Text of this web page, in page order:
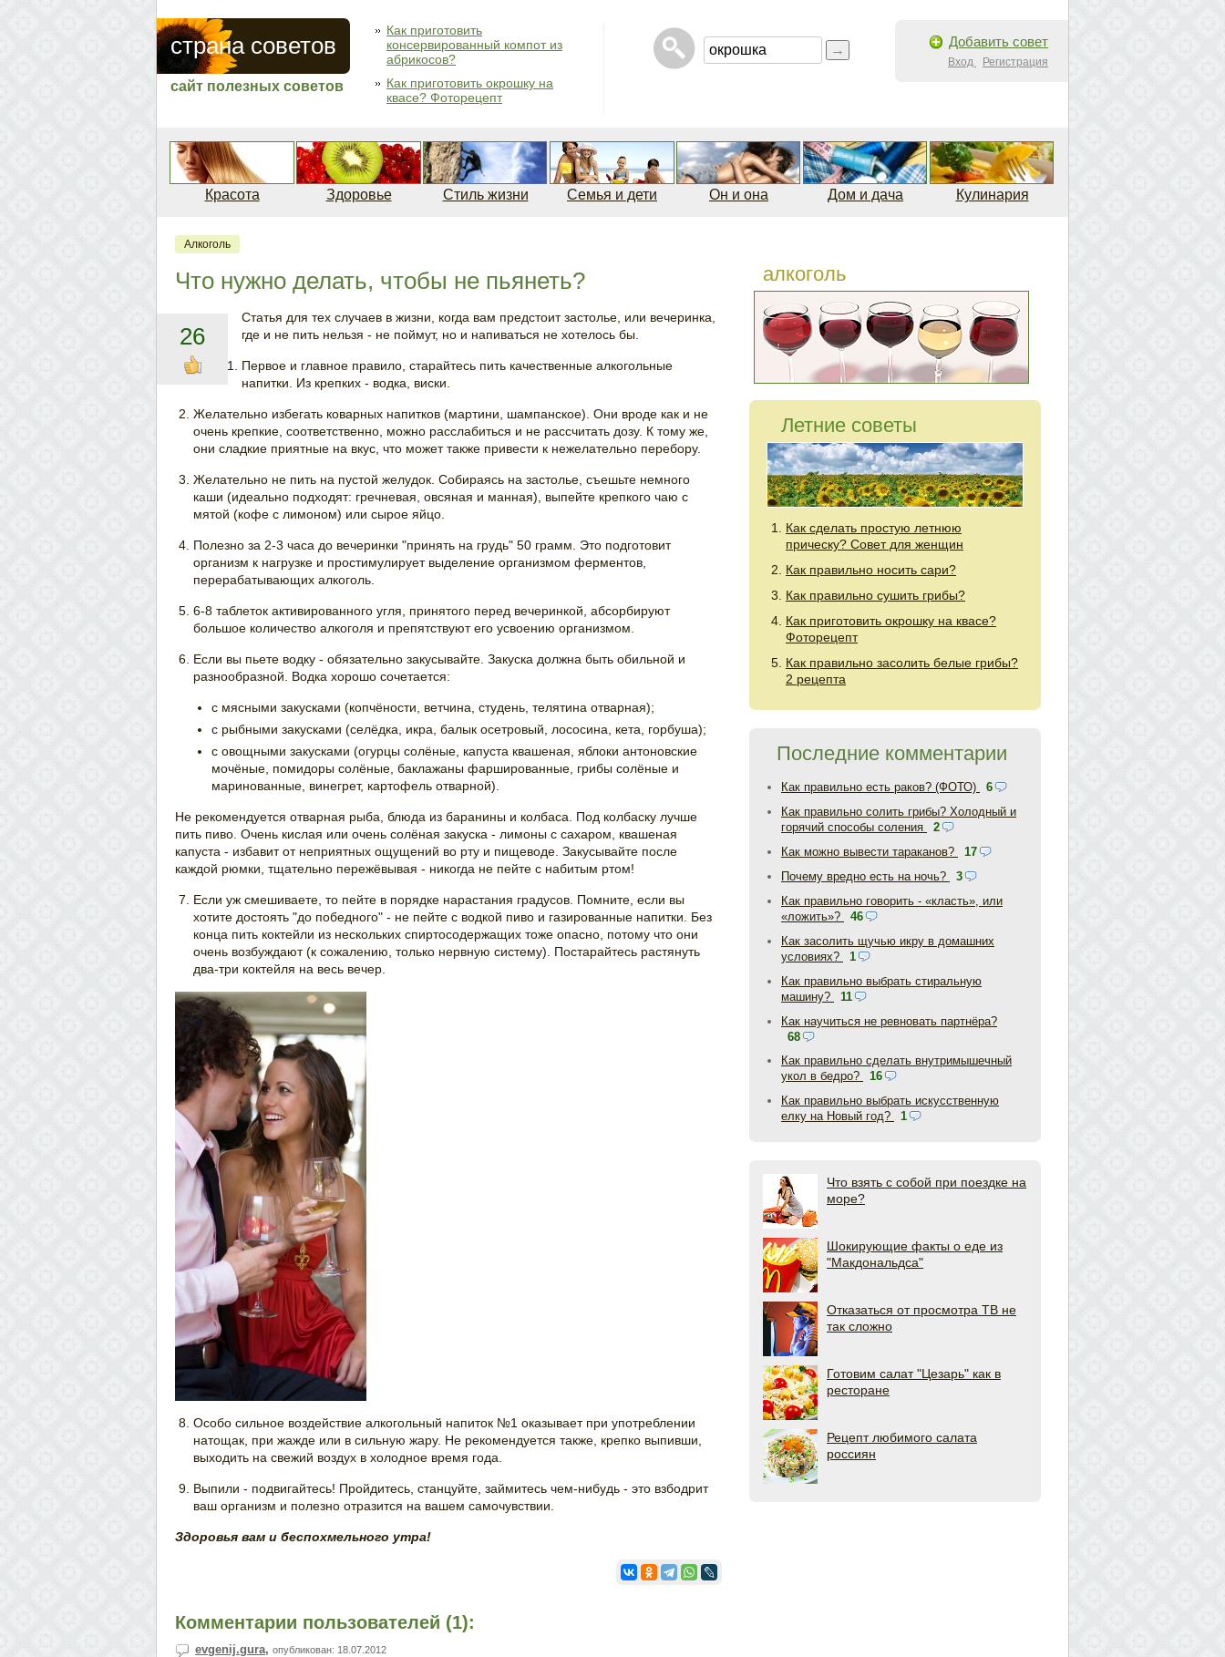
страна советов
сайт полезных советов
Как приготовить
консервированный компот из
абрикосов?
Как приготовить окрошку на
квасе? Фоторецепт
Добавить совет
Вход Регистрация
Красота Здоровье Стиль жизни Семья и дети Он и она Дом и дача Кулинария
Алкоголь
Что нужно делать, чтобы не пьянеть?
26
Статья для тех случаев в жизни, когда вам предстоит застолье, или вечеринка,
где и не пить нельзя - не поймут, но и напиваться не хотелось бы.
Первое и главное правило, старайтесь пить качественные алкогольные
напитки. Из крепких - водка, виски.
Желательно избегать коварных напитков (мартини, шампанское). Они вроде как и не
очень крепкие, соответственно, можно расслабиться и не рассчитать дозу. К тому же,
они сладкие приятные на вкус, что может также привести к нежелательно перебору.
Желательно не пить на пустой желудок. Собираясь на застолье, съешьте немного
каши (идеально подходят: гречневая, овсяная и манная), выпейте крепкого чаю с
мятой (кофе с лимоном) или сырое яйцо.
Полезно за 2-3 часа до вечеринки "принять на грудь" 50 грамм. Это подготовит
организм к нагрузке и простимулирует выделение организмом ферментов,
перерабатывающих алкоголь.
6-8 таблеток активированного угля, принятого перед вечеринкой, абсорбируют
большое количество алкоголя и препятствуют его усвоению организмом.
Если вы пьете водку - обязательно закусывайте. Закуска должна быть обильной и
разнообразной. Водка хорошо сочетается:
с мясными закусками (копчёности, ветчина, студень, телятина отварная);
с рыбными закусками (селёдка, икра, балык осетровый, лососина, кета, горбуша);
с овощными закусками (огурцы солёные, капуста квашеная, яблоки антоновские
мочёные, помидоры солёные, баклажаны фаршированные, грибы солёные и
маринованные, винегрет, картофель отварной).
Не рекомендуется отварная рыба, блюда из баранины и колбаса. Под колбаску лучше
пить пиво. Очень кислая или очень солёная закуска - лимоны с сахаром, квашеная
капуста - избавит от неприятных ощущений во рту и пищеводе. Закусывайте после
каждой рюмки, тщательно пережёвывая - никогда не пейте с набитым ртом!
Если уж смешиваете, то пейте в порядке нарастания градусов. Помните, если вы
хотите достоять "до победного" - не пейте с водкой пиво и газированные напитки. Без
конца пить коктейли из нескольких спиртосодержащих тоже опасно, потому что они
очень возбуждают (к сожалению, только нервную систему). Постарайтесь растянуть
два-три коктейля на весь вечер.
Особо сильное воздействие алкогольный напиток №1 оказывает при употреблении
натощак, при жажде или в сильную жару. Не рекомендуется также, крепко выпивши,
выходить на свежий воздух в холодное время года.
Выпили - подвигайтесь! Пройдитесь, станцуйте, займитесь чем-нибудь - это взбодрит
ваш организм и полезно отразится на вашем самочувствии.
Здоровья вам и беспохмельного утра!
Комментарии пользователей (1):
evgenij.gura, опубликован: 18.07.2012
алкоголь
Летние советы
Как сделать простую летнюю
прическу? Совет для женщин
Как правильно носить сари?
Как правильно сушить грибы?
Как приготовить окрошку на квасе?
Фоторецепт
Как правильно засолить белые грибы?
2 рецепта
Последние комментарии
Как правильно есть раков? (ФОТО)
6
Как правильно солить грибы? Холодный и
горячий способы соления
2
Как можно вывести тараканов?
17
Почему вредно есть на ночь?
3
Как правильно говорить - «класть», или
«ложить»?
46
Как засолить щучью икру в домашних
условиях?
1
Как правильно выбрать стиральную
машину?
11
Как научиться не ревновать партнёра?
68
Как правильно сделать внутримышечный
укол в бедро?
16
Как правильно выбрать искусственную
елку на Новый год?
1
Что взять с собой при поездке на
море?
Шокирующие факты о еде из
"Макдональдса"
Отказаться от просмотра ТВ не
так сложно
Готовим салат "Цезарь" как в
ресторане
Рецепт любимого салата
россиян